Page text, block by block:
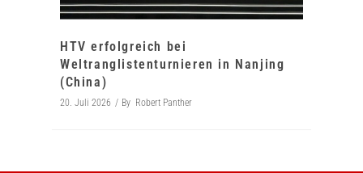
HTV erfolgreich bei
Weltranglistenturnieren in Nanjing
(China)
20. Juli 2026 By Robert Panther